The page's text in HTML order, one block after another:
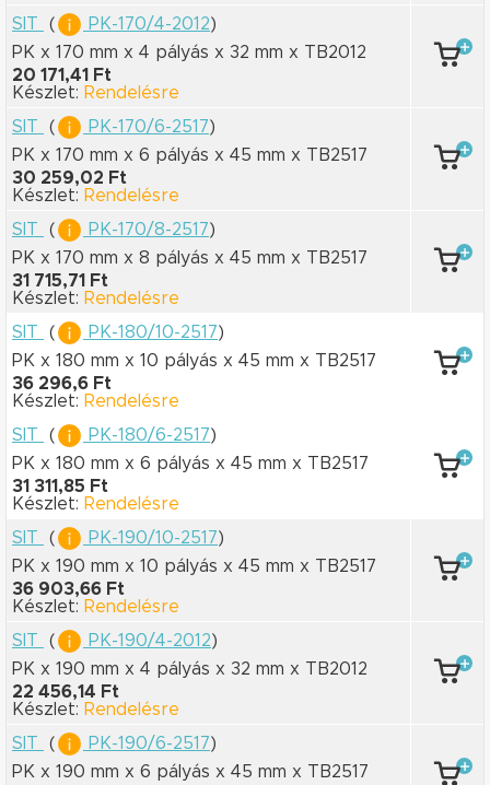
SIT
( PK-170/4-2012)
PK x 170 mm x 4 pályás x 32 mm x TB2012
20 171,41 Ft
Készlet: Rendelésre
SIT
( PK-170/6-2517)
PK x 170 mm x 6 pályás x 45 mm x TB2517
30 259,02 Ft
Készlet: Rendelésre
SIT
( PK-170/8-2517)
PK x 170 mm x 8 pályás x 45 mm x TB2517
31 715,71 Ft
Készlet: Rendelésre
SIT
( PK-180/10-2517)
PK x 180 mm x 10 pályás x 45 mm x TB2517
36 296,6 Ft
Készlet: Rendelésre
SIT
( PK-180/6-2517)
PK x 180 mm x 6 pályás x 45 mm x TB2517
31 311,85 Ft
Készlet: Rendelésre
SIT
( PK-190/10-2517)
PK x 190 mm x 10 pályás x 45 mm x TB2517
36 903,66 Ft
Készlet: Rendelésre
SIT
( PK-190/4-2012)
PK x 190 mm x 4 pályás x 32 mm x TB2012
22 456,14 Ft
Készlet: Rendelésre
SIT
( PK-190/6-2517)
PK x 190 mm x 6 pályás x 45 mm x TB2517